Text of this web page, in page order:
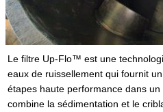
Le filtre Up-Flo™ est une
eaux de ruissellement qui fournit
étapes haute performance dans
combine la sédimentation et le